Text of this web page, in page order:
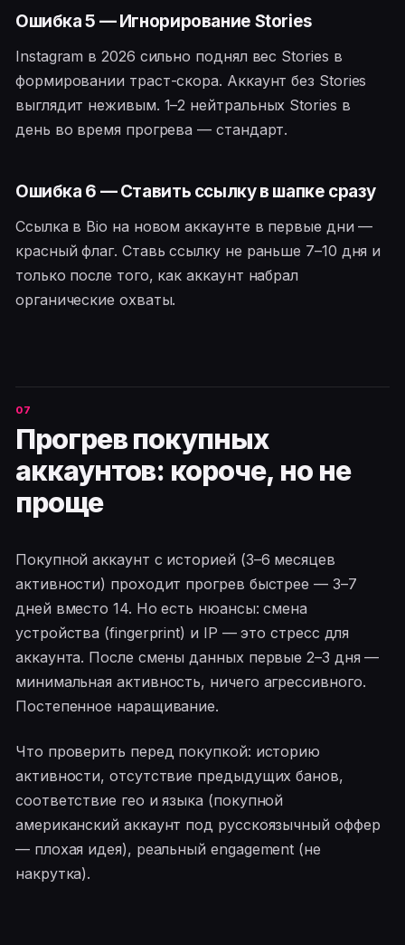
Ошибка 5 — Игнорирование Stories
Instagram в 2026 сильно поднял вес Stories в
формировании траст-скора. Аккаунт без Stories
выглядит неживым. 1–2 нейтральных Stories в
день во время прогрева — стандарт.
Ошибка 6 — Ставить ссылку в шапке сразу
Ссылка в Bio на новом аккаунте в первые дни —
красный флаг. Ставь ссылку не раньше 7–10 дня и
только после того, как аккаунт набрал
органические охваты.
Прогрев покупных
аккаунтов: короче, но не
проще
Покупной аккаунт с историей (3–6 месяцев
активности) проходит прогрев быстрее — 3–7
дней вместо 14. Но есть нюансы: смена
устройства (fingerprint) и IP — это стресс для
аккаунта. После смены данных первые 2–3 дня —
минимальная активность, ничего агрессивного.
Постепенное наращивание.
Что проверить перед покупкой: историю
активности, отсутствие предыдущих банов,
соответствие гео и языка (покупной
американский аккаунт под русскоязычный оффер
— плохая идея), реальный engagement (не
накрутка).